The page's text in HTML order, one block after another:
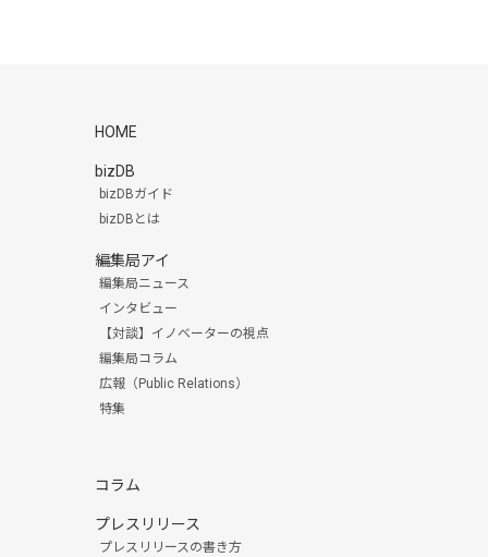
HOME
bizDB
bizDBガイド
bizDBとは
編集局アイ
編集局ニュース
インタビュー
【対談】イノベーターの視点
編集局コラム
広報（Public Relations）
特集
コラム
プレスリリース
プレスリリースの書き方